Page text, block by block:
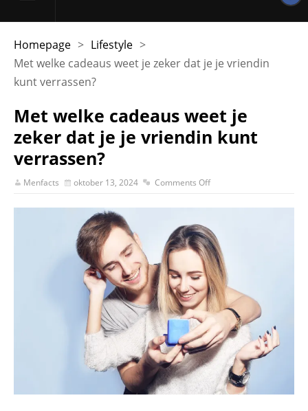
Homepage > Lifestyle >
Met welke cadeaus weet je zeker dat je je vriendin
kunt verrassen?
Met welke cadeaus weet je
zeker dat je je vriendin kunt
verrassen?
Menfacts oktober 13, 2024 Comments Off